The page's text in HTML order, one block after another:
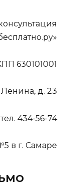
630101001
Ленина, д. 23
тел. 434-56-74
в г. Самаре